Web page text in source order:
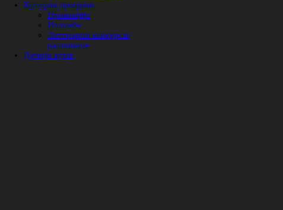
Културни програми
Промоције
Изложбе
Литерарни конкурси/
радионице
Дјечији кутак